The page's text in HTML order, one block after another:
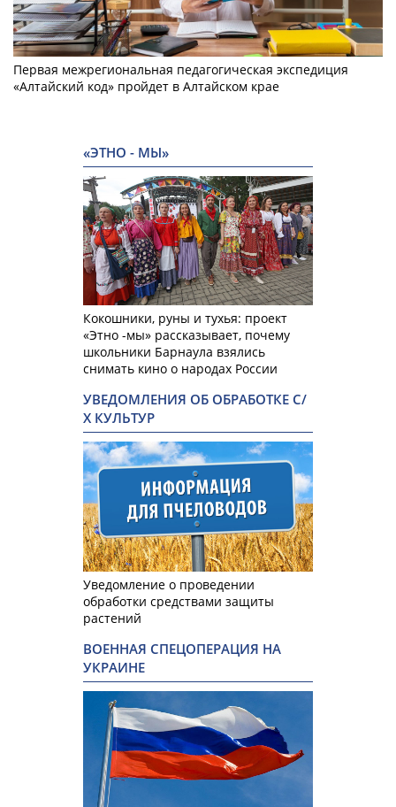
Первая межрегиональная педагогическая экспедиция
«Алтайский код» пройдет в Алтайском крае
«ЭТНО - МЫ»
Кокошники, руны и тухья: проект
«Этно -мы» рассказывает, почему
школьники Барнаула взялись
снимать кино о народах России
УВЕДОМЛЕНИЯ ОБ ОБРАБОТКЕ С/
Х КУЛЬТУР
Уведомление о проведении
обработки средствами защиты
растений
ВОЕННАЯ СПЕЦОПЕРАЦИЯ НА
УКРАИНЕ